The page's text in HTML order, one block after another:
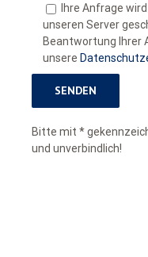
Ihre Anfrage
unseren Server
Beantwortung Ihrer
unsere
Bitte mit *
und unverbindlich!